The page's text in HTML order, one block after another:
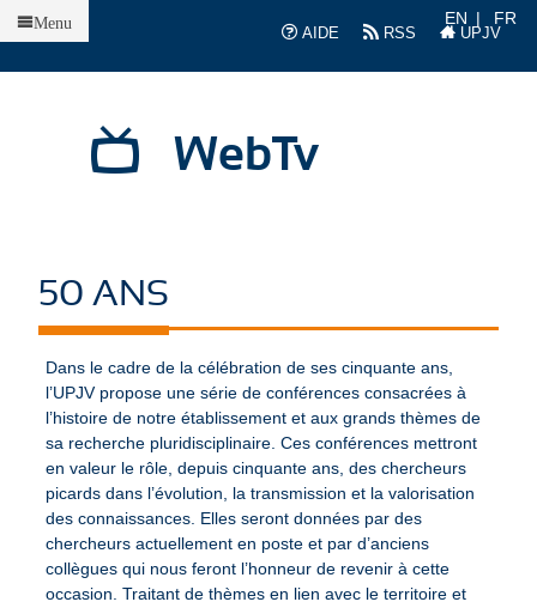
AIDE
RSS UPJV
EN FR
WebTv
Menu
50 ANS
Dans le cadre de la célébration de ses cinquante ans,
l’UPJV propose une série de conférences consacrées à
l’histoire de notre établissement et aux grands thèmes de
sa recherche pluridisciplinaire. Ces conférences mettront
en valeur le rôle, depuis cinquante ans, des chercheurs
picards dans l’évolution, la transmission et la valorisation
des connaissances. Elles seront données par des
chercheurs actuellement en poste et par d’anciens
collègues qui nous feront l’honneur de revenir à cette
occasion. Traitant de thèmes en lien avec le territoire et